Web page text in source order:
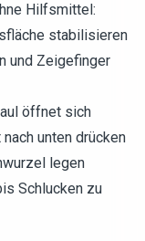
Hilfsmittel:
stabilisieren
und Zeigefinger
öffnet sich
unten drücken
legen
Schlucken zu